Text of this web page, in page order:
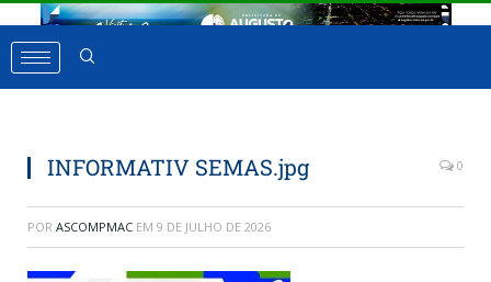
INFORMATIV SEMAS.jpg 0
POR ASCOMPMAC EM 9 DE JULHO DE 2026